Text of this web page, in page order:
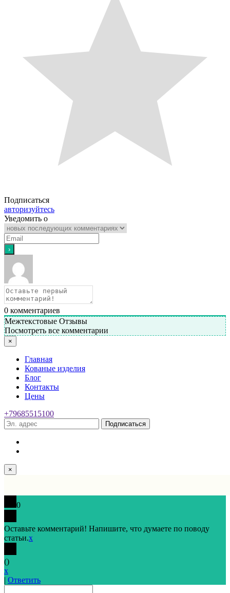
Подписаться
авторизуйтесь
Уведомить о
0 комментариев
Межтекстовые Отзывы
Посмотреть все комментарии
×
Главная
Кованые изделия
Блог
Контакты
Цены
+79685515100
Подписаться
×
0
Оставьте комментарий! Напишите, что думаете по поводу
статьи.x
()
x
| Ответить